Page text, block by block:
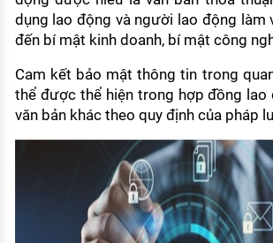
dụng lao động và người lao động làm
đến bí mật kinh doanh, bí mật công
Cam kết bảo mật thông tin trong
thể được thể hiện trong hợp đồng lao
văn bản khác theo quy định của pháp